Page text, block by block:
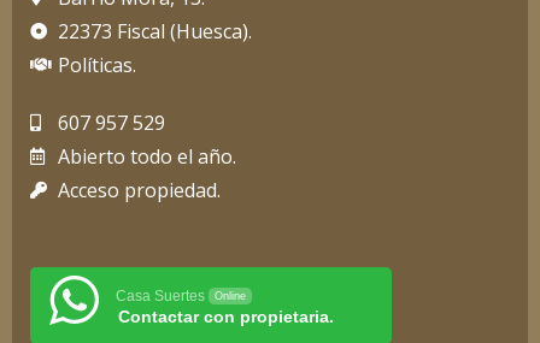
22373 Fiscal (Huesca).
Políticas.
607 957 529
Abierto todo el año.
Acceso propiedad.
Casa Suertes Online
Contactar con propietaria.